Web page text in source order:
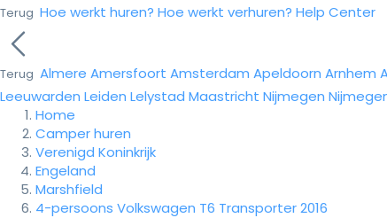
Terug Hoe werkt huren? Hoe werkt verhuren? Help Center
Terug Almere Amersfoort Amsterdam Apeldoorn Arnhem
Leeuwarden Leiden Lelystad Maastricht Nijmegen
Home
Camper huren
Verenigd Koninkrijk
Engeland
Marshfield
4-persoons Volkswagen T6 Transporter 2016